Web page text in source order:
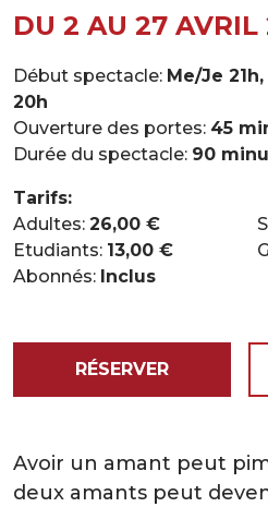
DU 2 AU 27 AVRIL
Début spectacle: Me/Je
20h
Ouverture des portes: 45
Durée du spectacle: 90
Tarifs:
Adultes: 26,00 €
Etudiants: 13,00 €
Abonnés: Inclus
RÉSERVER
Avoir un amant peut
deux amants peut